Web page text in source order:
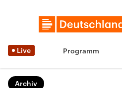
Live Programm
Archiv